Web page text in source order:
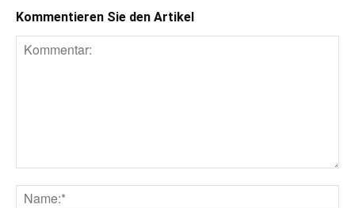
Kommentieren Sie den Artikel